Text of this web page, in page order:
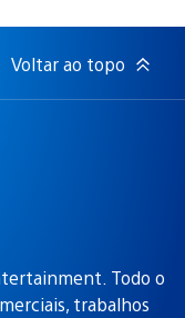
Voltar ao topo
Todo o
trabalhos